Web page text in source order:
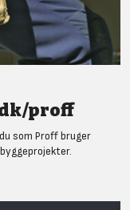
proff
som Proff bruger